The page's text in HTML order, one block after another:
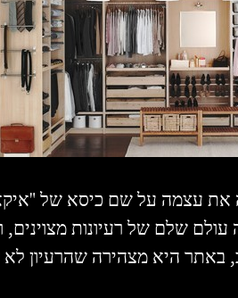
שלם של רעיונות
היא מצהירה שהרעיון לא